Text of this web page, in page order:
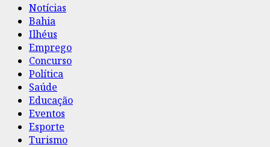
Notícias
Bahia
Ilhéus
Emprego
Concurso
Política
Saúde
Educação
Eventos
Esporte
Turismo